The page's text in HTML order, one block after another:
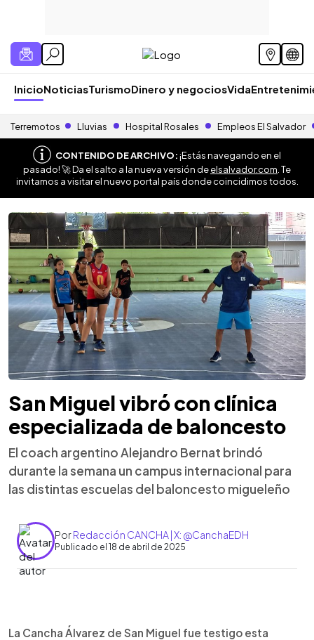
InicioNoticiasTurismoDinero y negociosVida
Terremotos Lluvias Hospital Rosales Empleos El Salvador
CONTENIDO DE ARCHIVO:¡Estás navegando en el
pasado! 🚀 Da el salto a la nueva versión deelsalvador.com . Te
invitamos a visitar el nuevo portal país donde coincidimos todos.
San Miguel vibró con clínica
especializada de baloncesto
El coach argentino Alejandro Bernat brindó
durante la semana un campus internacional para
las distintas escuelas del baloncesto migueleño
PorRedacción CANCHA | X: @CanchaEDH
Publicado el 18 de abril de 2025
► Escuchar artículo
La Cancha Álvarez de San Miguel fue testigo esta